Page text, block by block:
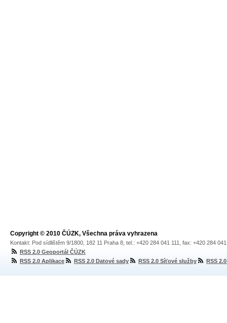
Copyright © 2010 ČÚZK, Všechna práva vyhrazena
Kontakt: Pod sídlištěm 9/1800, 182 11 Praha 8, tel.: +420 284 041 111, fax: +420 284
RSS 2.0 Geoportál ČÚZK
RSS 2.0 Aplikace
RSS 2.0 Datové sady RSS 2.0 Síťové služby RSS